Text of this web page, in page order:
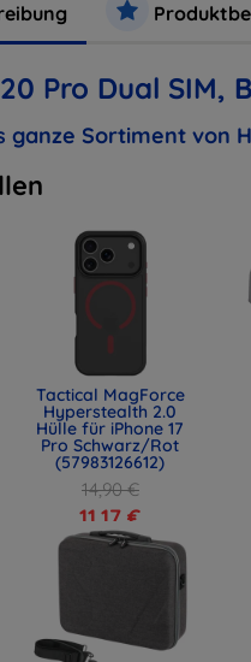
Pro Dual SIM,
ganze Sortiment von
Tactical MagForce
Hyperstealth 2.0
Hülle für iPhone 17
Pro Schwarz/Rot
(57983126612)
14,90 €
11,17 €